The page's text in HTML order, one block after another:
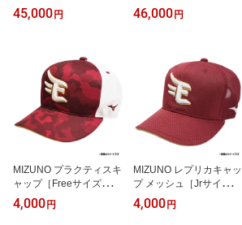
ァーストユニフォーム
【ホーム】│監督・全選
済確認後約90日以降発送
予定】《楽天イーグル
ス》【2026プロモデル】
45,000円
カンドユニフォーム【ビ
ジター】│監督・全選
済確認後約90日以降発送
予定】《楽天イーグル
ス》【2026プロモデル】
46,000円
MIZUNO プラクティスキ
ャップ［Freeサイズ］
《楽天イーグルス》
4,000円
MIZUNO レプリカキャッ
プ メッシュ［Jrサイズ/Fr
eeサイズ/XLサイズ］
《楽天イーグルス》
4,000円